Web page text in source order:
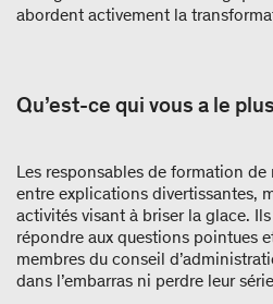
abordent activement la
Qu’est-ce qui vous a le
Les responsables de formation
entre explications divertissantes,
activités visant à briser la glace.
répondre aux questions pointues
membres du conseil
dans l’embarras ni perdre leur